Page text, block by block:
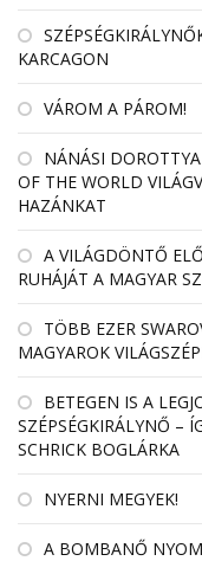
KARCAGON
VÁROM A PÁROM!
NÁNÁSI
OF THE WORLD
HAZÁNKAT
A VILÁGDÖNTŐ
RUHÁJÁT A MAGYAR
TÖBB EZER
MAGYAROK
BETEGEN IS A
SZÉPSÉGKIRÁLYNŐ –
SCHRICK BOGLÁRKA
NYERNI MEGYEK!
A BOMBANŐ